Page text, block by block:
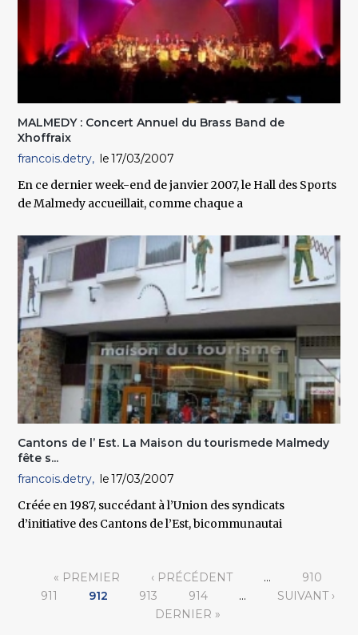
MALMEDY : Concert Annuel du Brass Band de
Xhoffraix
francois.detry
17/03/2007
En ce dernier week-end de janvier 2007, le Hall des Sports
de Malmedy accueillait, comme chaque a
Cantons de l’ Est. La Maison du tourismede Malmedy
fête s...
francois.detry
17/03/2007
Créée en 1987, succédant à l’Union des syndicats
d’initiative des Cantons de l’Est, bicommunautai
« PREMIER ‹ PRÉCÉDENT …
910
911
912 913 914 …
SUIVANT ›
DERNIER »